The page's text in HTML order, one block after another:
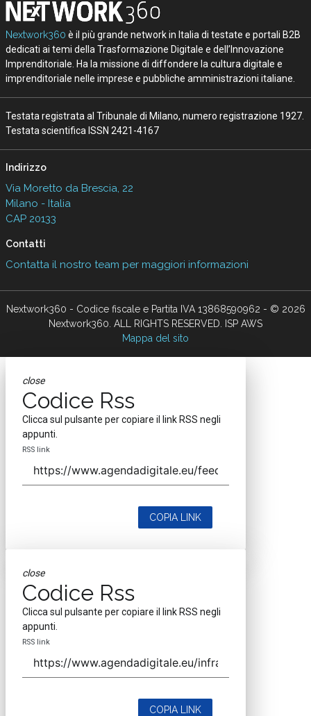
Nextwork360 è il più grande network in Italia di testate e portali B2B
dedicati ai temi della Trasformazione Digitale e dell’Innovazione
Imprenditoriale. Ha la missione di diffondere la cultura digitale e
imprenditoriale nelle imprese e pubbliche amministrazioni italiane.
Testata registrata al Tribunale di Milano, numero registrazione 1927.
Testata scientifica ISSN 2421-4167
Indirizzo
Via Moretto da Brescia, 22
Milano - Italia
CAP 20133
Contatti
Contatta il nostro team per maggiori informazioni
Nextwork360 - Codice fiscale e Partita IVA 13868590962 - © 2026
Nextwork360. ALL RIGHTS RESERVED. ISP AWS
Mappa del sito
close
Codice Rss
Clicca sul pulsante per copiare il link RSS negli
appunti.
RSS link
COPIA LINK
close
Codice Rss
Clicca sul pulsante per copiare il link RSS negli
appunti.
RSS link
COPIA LINK